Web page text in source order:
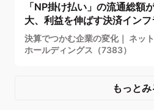
「NP掛け払い」の流通総額
大、利益を伸ばす決済インフ
決算でつかむ企業の変化｜ ネッ
ホールディングス（7383）
もっとみ